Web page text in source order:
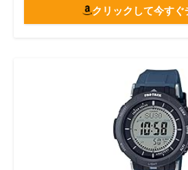
クリックして今すぐ